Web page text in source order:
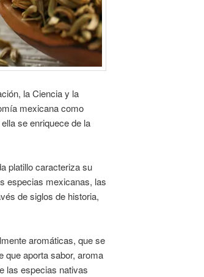
la Ciencia y la
mexicana como
se enriquece de la
platillo caracteriza su
especias mexicanas, las
de siglos de historia,
aromáticas, que se
que aporta sabor, aroma
las especias nativas